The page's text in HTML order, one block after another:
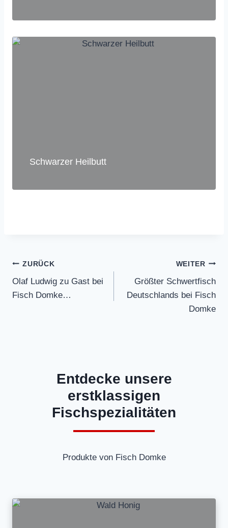
Schwarzer Heilbutt
Beitragsnavigation
ZURÜCK
Olaf Ludwig zu Gast bei
Fisch Domke…
WEITER
Größter Schwertfisch
Deutschlands bei Fisch
Domke
Entdecke unsere
erstklassigen
Fischspezialitäten
Produkte von Fisch Domke